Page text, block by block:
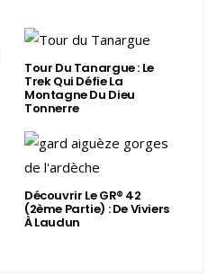
Tour Du Tanargue : Le
Trek Qui Défie La
Montagne Du Dieu
Tonnerre
Découvrir Le GR® 42
(2ème Partie) : De Viviers
À Laudun